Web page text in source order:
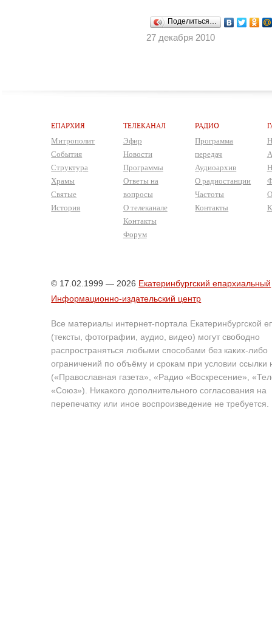
Поделиться…
27 декабря 2010
ЕПАРХИЯ
Митрополит
События
Структура
Храмы
Святые
История
ТЕЛЕКАНАЛ
Эфир
Новости
Программы
Ответы на
вопросы
О телеканале
Контакты
Форум
РАДИО
Программа
передач
Аудиоархив
О радиостанции
Частоты
Контакты
© 17.02.1999 — 2026 Екатеринбургский епархиальный
Информационно-издательский центр
Все материалы интернет-портала Екатеринбургской
(тексты, фотографии, аудио, видео) могут свободно
распространяться любыми способами без каких-либо
ограничений по объёму и срокам при условии ссылки
(«Православная газета», «Радио «Воскресение»,
«Союз»). Никакого дополнительного согласования на
перепечатку или иное воспроизведение не требуется.